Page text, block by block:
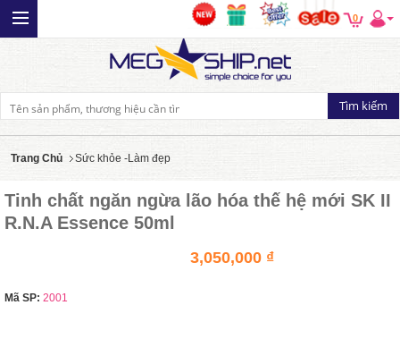
0
Trang Chủ Sức khỏe -Làm đẹp
Tinh chất ngăn ngừa lão hóa thế hệ mới SK II
R.N.A Essence 50ml
3,050,000 ₫
Mã SP: 2001